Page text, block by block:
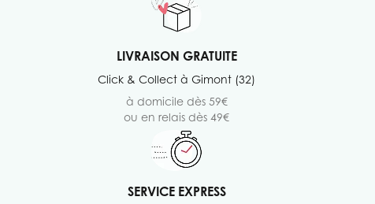
LIVRAISON GRATUITE
Click & Collect à Gimont (32)
à domicile dès 59€
ou en relais dès 49€
SERVICE EXPRESS